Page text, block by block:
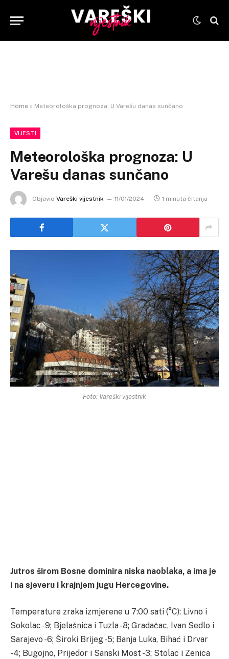
Home » Meteorološka prognoza: U Varešu danas sunčano
VIJESTI
Meteorološka prognoza: U
Varešu danas sunčano
Objavio Vareški vijestnik 11/01/2024 1 minuta čitanja
Foto: Vareški vijestnik
Jutros širom Bosne dominira niska naoblaka, a ima je
i na sjeveru i krajnjem jugu Hercegovine.
Temperature zraka izmjerene u 7:00 sati (°C): Livno i
Sokolac -9; Bjelašnica i Tuzla -8; Gradačac, Ivan Sedlo i
Sarajevo -6; Široki Brijeg -5; Banja Luka, Bihać i Drvar
-4; Bugojno, Prijedor i Sanski Most -3; Stolac i Zenica